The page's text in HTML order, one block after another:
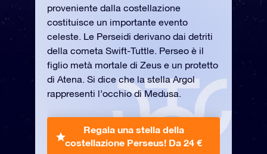
proveniente dalla costellazione
costituisce un importante evento
celeste. Le Perseidi derivano dai detriti
della cometa Swift-Tuttle. Perseo è il
figlio metà mortale di Zeus e un protetto
di Atena. Si dice che la stella Argol
rappresenti l’occhio di Medusa.
Regala una stella della
costellazione Perseus! Da 24 €